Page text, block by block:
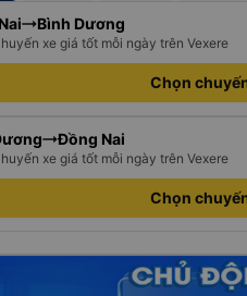
Bình Dương
xe giá tốt mỗi ngày trên Vexere
Chọn
Đồng Nai
xe giá tốt mỗi ngày trên Vexere
Chọn